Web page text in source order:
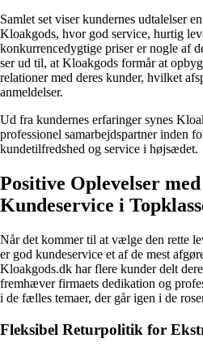
Samlet set viser kundernes udtalelser
Kloakgods, hvor god service, hurtig
konkurrencedygtige priser er nogle af
ser ud til, at Kloakgods formår at
relationer med deres kunder, hvilket
anmeldelser.
Ud fra kundernes erfaringer synes
professionel samarbejdspartner inden
kundetilfredshed og service i højsædet.
Positive Oplevelser
Kundeservice i
Når det kommer til at vælge den rette
er god kundeservice et af de mest
Kloakgods.dk har flere kunder delt
fremhæver firmaets dedikation og
i de fælles temaer, der går igen i de
Fleksibel Returpolitik for